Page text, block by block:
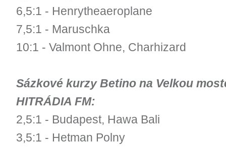
6,5:1 - Henrytheaeroplane
7,5:1 - Maruschka
10:1 - Valmont Ohne, Charhizard
Sázkové kurzy Betino na Velkou
HITRÁDIA FM:
2,5:1 - Budapest, Hawa Bali
3,5:1 - Hetman Polny